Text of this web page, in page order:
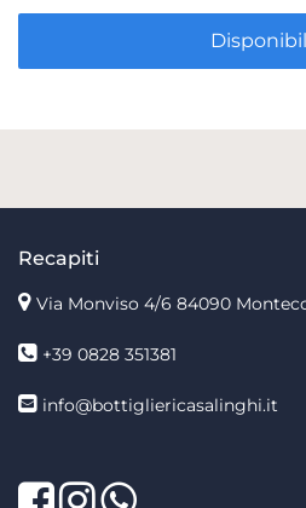
Recapiti
Via Monviso 4/6 84090
+39 0828 351381
info@bottigliericasalinghi.it
Facebook
TwitterLinkedIn